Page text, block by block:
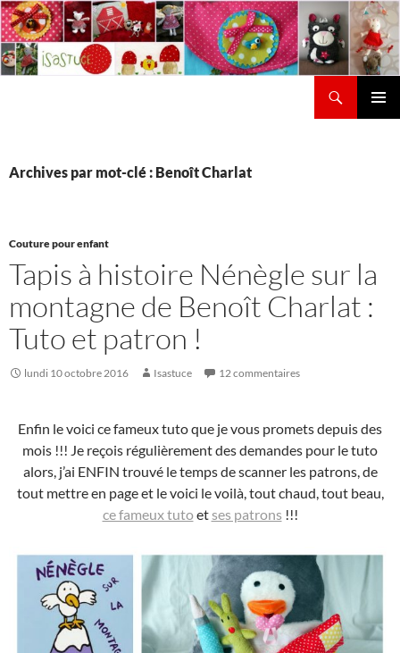
Aller
au
contenu
Archives par mot-clé : Benoît Charlat
Couture pour enfant
Tapis à histoire Nénègle sur la
montagne de Benoît Charlat :
Tuto et patron !
lundi 10 octobre 2016 Isastuce 12 commentaires
Enfin le voici ce fameux tuto que je vous promets depuis des
mois !!! Je reçois régulièrement des demandes pour le tuto
alors, j’ai ENFIN trouvé le temps de scanner les patrons, de
tout mettre en page et le voici le voilà, tout chaud, tout beau,
ce fameux tutoet ses patrons !!!